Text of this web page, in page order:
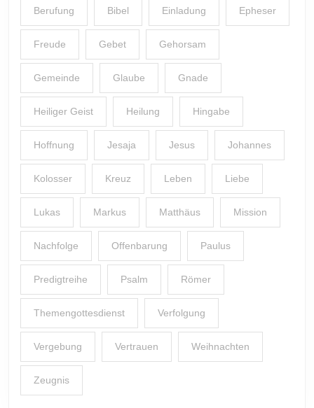
Berufung Bibel Einladung Epheser
Freude Gebet Gehorsam
Gemeinde Glaube Gnade
Heiliger Geist Heilung Hingabe
Hoffnung Jesaja Jesus Johannes
Kolosser Kreuz Leben Liebe
Lukas Markus Matthäus Mission
Nachfolge Offenbarung Paulus
Predigtreihe Psalm Römer
Themengottesdienst Verfolgung
Vergebung Vertrauen Weihnachten
Zeugnis